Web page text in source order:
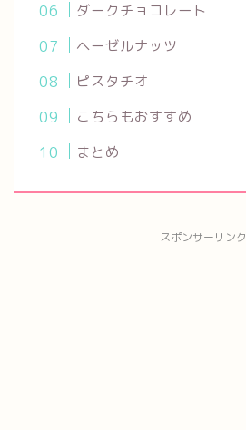
ダークチョコレート
ヘーゼルナッツ
ピスタチオ
こちらもおすすめ
まとめ
スポンサーリンク